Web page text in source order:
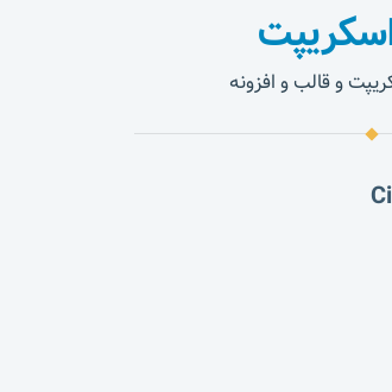
و قالب و افزونه